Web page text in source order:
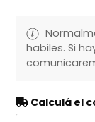
habiles. Si
Calculá el